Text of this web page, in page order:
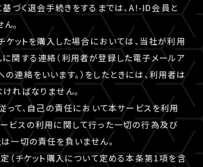
基づく退会手続きをするまでは、A!-ID会員と
。
ケットを購入した場合においては、当社が利用
関する連絡（利用者が登録した電子メールア
連絡をいいます。）をしたときには、利用者は
ればなりません。
って、自己の責任において本サービスを利用
ービスの利用に関して行った一切の行為及び
一切の責任を負いません。
（チケット購入について定める本条第1項を含